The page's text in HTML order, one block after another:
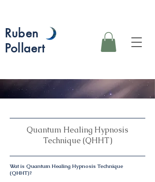
Ruben
Pollaert
Quantum Healing Hypnosis
Technique (QHHT)
Wat is Quantum Healing Hypnosis Technique
(QHHT)?